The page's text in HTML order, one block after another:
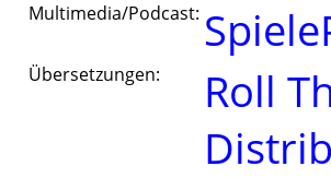
Multimedia/Podcast:
Übersetzungen:
Roll